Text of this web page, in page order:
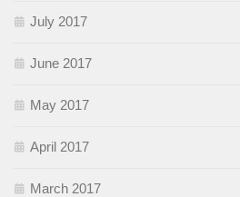
July 2017
June 2017
May 2017
April 2017
March 2017